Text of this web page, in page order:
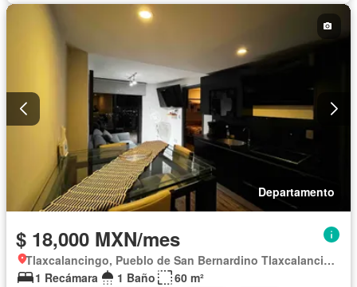
Departamento
$ 18,000 MXN/mes
Tlaxcalancingo, Pueblo de San Bernardino Tlaxcalancingo
1 Recámara
1 Baño
60 m²